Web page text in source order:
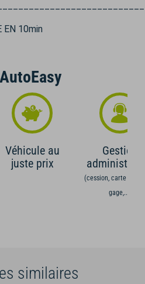
EN 10min
Véhicule au
juste prix
Gestion
(cession, carte grise,
gage,...)
similaires